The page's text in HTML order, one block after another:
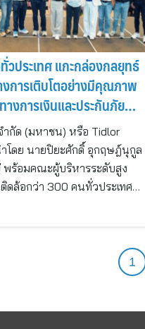
วประเทศ แกะกล่องกลยุทธ์
การเติบโตอย่างมีคุณภาพ
งการเงินและประกันภัย
ย
กัด (มหาชน) หรือ Tidlor
โดย นายปิยะศักดิ์ อุกฤษฎ์นุกูล
พร้อมคณะผู้บริหารระดับสูง
ดล้อกว่า 300 คนทั่วประเทศ…
1